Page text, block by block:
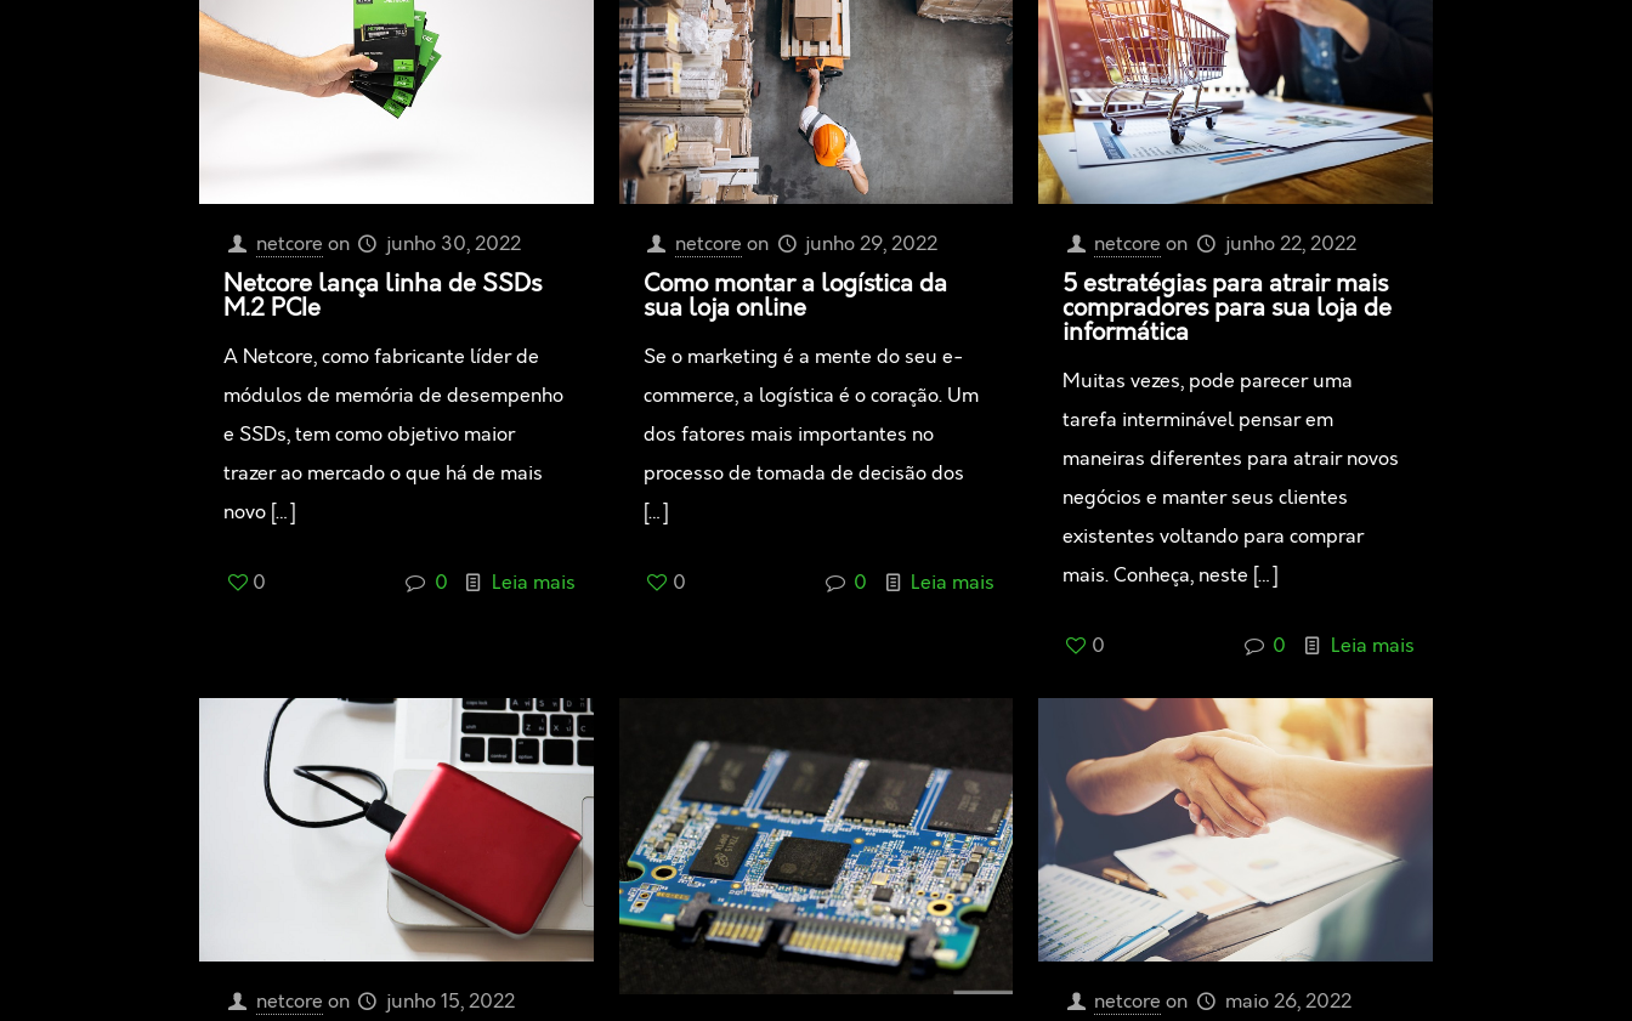
netcore on junho 30, 2022
Netcore lança linha de SSDs
M.2 PCIe
A Netcore, como fabricante líder de
módulos de memória de desempenho
e SSDs, tem como objetivo maior
trazer ao mercado o que há de mais
novo […]
0 0 Leia mais
netcore on junho 29, 2022
Como montar a logística da
sua loja online
Se o marketing é a mente do seu e-
commerce, a logística é o coração. Um
dos fatores mais importantes no
processo de tomada de decisão dos
[…]
0 0 Leia mais
netcore on junho 22, 2022
5 estratégias para atrair mais
compradores para sua loja de
informática
Muitas vezes, pode parecer uma
tarefa interminável pensar em
maneiras diferentes para atrair novos
negócios e manter seus clientes
existentes voltando para comprar
mais. Conheça, neste […]
0 0 Leia mais
netcore on junho 15, 2022 netcore on maio 26, 2022